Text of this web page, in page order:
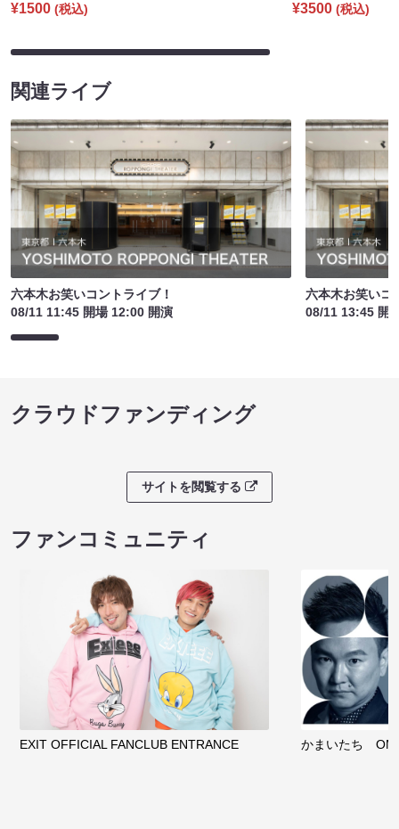
¥1500 (税込)
¥3500 (税込)
関連ライブ
六本木お笑いコントライブ！
08/11 11:45 開場 12:00 開演
六本木お笑いコ
08/11 13:45 開
クラウドファンディング
サイトを閲覧する
ファンコミュニティ
EXIT OFFICIAL FANCLUB ENTRANCE かまいたち